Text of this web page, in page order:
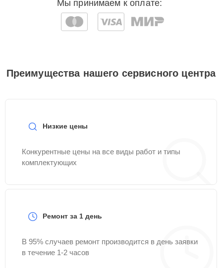
Мы принимаем к оплате:
Преимущества нашего сервисного центра
Низкие цены
Конкурентные цены на все виды работ и типы
комплектующих
Ремонт за 1 день
В 95% случаев ремонт производится в день заявки
в течение 1-2 часов